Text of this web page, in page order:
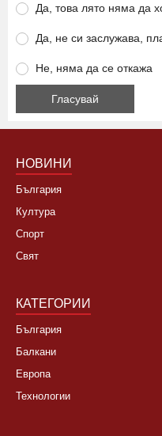
Да, това лято няма да
Да, не си заслужава,
Не, няма да се откажа
НОВИНИ
България
Култура
Спорт
Свят
КАТЕГОРИИ
България
Балкани
Европа
Технологии